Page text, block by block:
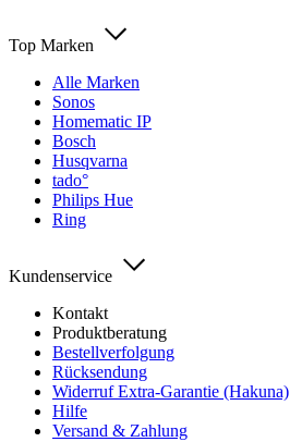
Top Marken
Alle Marken
Sonos
Homematic IP
Bosch
Husqvarna
tado°
Philips Hue
Ring
Kundenservice
Kontakt
Produktberatung
Bestellverfolgung
Rücksendung
Widerruf Extra-Garantie (Hakuna)
Hilfe
Versand & Zahlung